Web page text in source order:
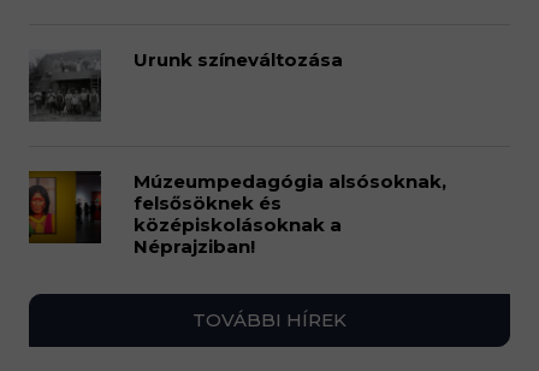
Urunk színeváltozása
Múzeumpedagógia alsósoknak,
felsősöknek és
középiskolásoknak a
Néprajziban!
TOVÁBBI HÍREK